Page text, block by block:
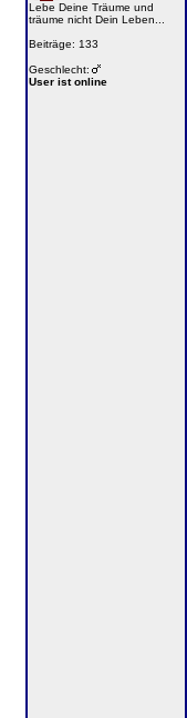
Lebe Deine Träume und
träume nicht Dein Leben...
Beiträge: 133
Geschlecht:
User ist online